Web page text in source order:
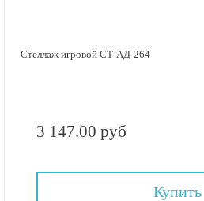
Стеллаж игровой СТ-АД-264
3 147.00 руб
Купить